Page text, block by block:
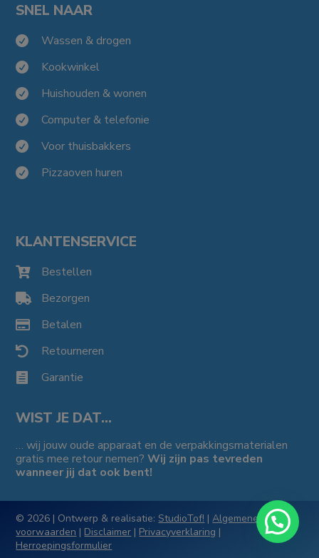
SNEL NAAR
 Wassen & drogen
 Kookwinkel
 Huishouden & wonen
 Computer & telefonie
 Voor thuisbakkers
 Pizzaoven huren
KLANTENSERVICE
 Bestellen
 Bezorgen
 Betalen
 Retourneren
 Garantie
WIST JE DAT…
… wij jouw oude apparaat en de verpakkingsmaterialen
gratis mee retour nemen?Wij zijn pas tevreden
wanneer jij dat ook bent!
© 2026 | Ontwerp & realisatie:StudioTof! |Algemene
voorwaarden | Disclaimer | Privacyverklaring |
Herroepingsformulier